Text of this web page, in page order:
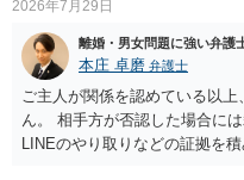
2026年7月29日
離婚・男女問題に強い弁護
本庄 卓磨 弁護士
ご主人が関係を認めている以
ん。 相手方が否認した場合に
LINEのやり取りなどの証拠を